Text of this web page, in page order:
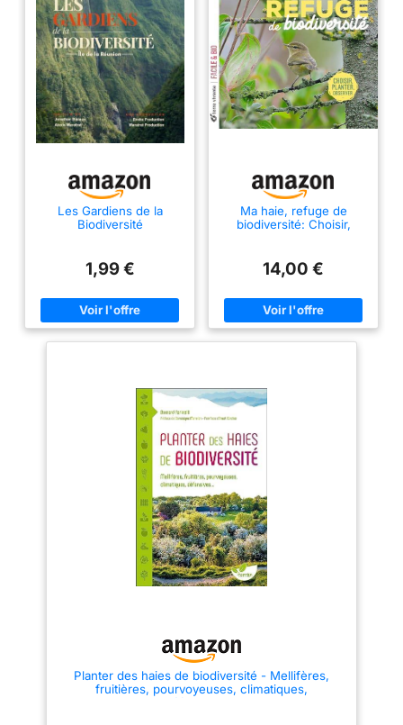
Les Gardiens de la
Biodiversité
1,99 €
Ma haie, refuge de
biodiversité: Choisir,
14,00 €
Planter des haies de biodiversité - Mellifères,
fruitières, pourvoyeuses, climatiques,